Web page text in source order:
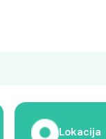
Lokacija